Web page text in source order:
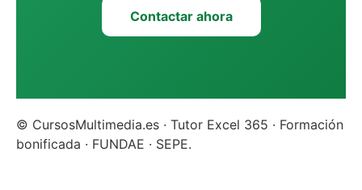
Contactar ahora
© CursosMultimedia.es · Tutor Excel 365 · Formación
bonificada · FUNDAE · SEPE.